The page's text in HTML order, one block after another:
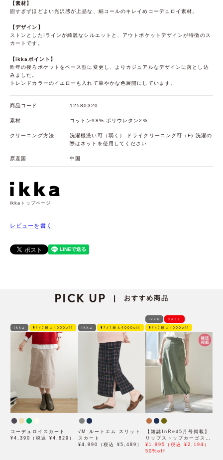
【素材】
固すぎずほどよい光沢感が上品な、細コールのキレイめコーデュロイ素材。
【デザイン】
ストンとしたIラインが綺麗なシルエットと、アウトポケットデザインが特徴のス
カートです。
【ikkaポイント】
昨年の後ろポケットをベース型に変更し、よりカジュアルなデザインに落とし込
みました。
トレンドカラーのイエローも入れて華やかな色展開にしています。
商品コード 12580320
素材 コットン98% ポリウレタン2%
クリーニング方法
洗濯機洗い可（弱く） ドライクリーニング可（F) 洗濯の
際はネットを使用してください
原産国 中国
ikkaトップページ
レビューを書く
PICK UP | おすすめ商品
ikka ﾓｱｵﾌ最大4000off
コーデュロイスカート
¥4,390（税込 ¥4,829）
ikka ﾓｱｵﾌ最大4000off
√M ルートエム スリット
スカート
¥4,990（税込 ¥5,489）
ikka SALE
ﾓｱｵﾌ最大4000off
【雑誌InRed5月号掲載】
リップストップカーゴスカ
ート【親子コーデ】
¥1,995（税込 ¥2,194）
50%off